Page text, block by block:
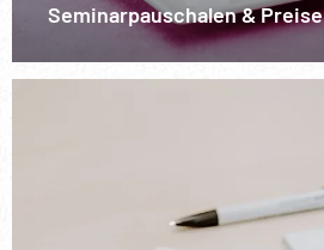
Seminarpauschalen & Preise